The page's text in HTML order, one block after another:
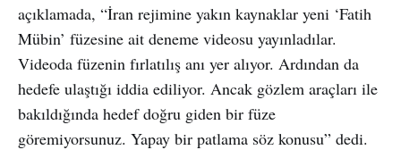
açıklamada, “İran rejimine yakın kaynaklar yeni ‘Fatih
Mübin’ füzesine ait deneme videosu yayınladılar.
Videoda füzenin fırlatılış anı yer alıyor. Ardından da
hedefe ulaştığı iddia ediliyor. Ancak gözlem araçları ile
bakıldığında hedef doğru giden bir füze
göremiyorsunuz. Yapay bir patlama söz konusu” dedi.